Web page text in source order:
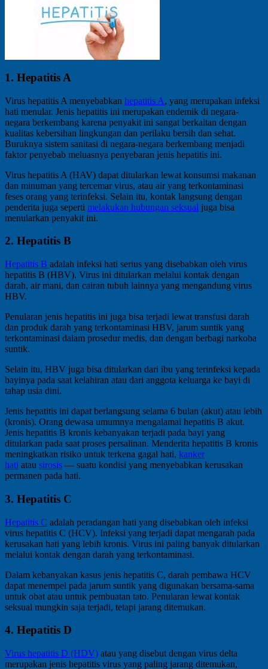
1. Hepatitis A
Virus hepatitis A menyebabkan hepatitis A, yang merupakan infeksi
hati menular. Jenis hepatitis ini merupakan endemik di negara-
negara berkembang karena penyakit ini sangat berkaitan dengan
kualitas kebersihan lingkungan dan perilaku bersih dan sehat.
Buruknya sistem sanitasi di negara-negara berkembang menjadi
faktor penyebab meluasnya penyebaran jenis hepatitis ini.
Virus hepatitis A (HAV) dapat ditularkan lewat konsumsi makanan
dan minuman yang tercemar virus, atau air yang terkontaminasi
feses orang yang terinfeksi. Selain itu, kontak langsung dengan
penderita juga seperti melakukan hubungan seksual juga bisa
menularkan penyakit ini.
2. Hepatitis B
Hepatitis B adalah infeksi hati serius yang disebabkan oleh virus
hepatitis B (HBV). Virus ini ditularkan melalui kontak dengan
darah, air mani, dan cairan tubuh lainnya yang mengandung virus
HBV.
Penularan jenis hepatitis ini juga bisa terjadi lewat transfusi darah
dan produk darah yang terkontaminasi HBV, jarum suntik yang
terkontaminasi dalam prosedur medis, dan dengan berbagi narkoba
suntik.
Selain itu, HBV juga bisa ditularkan dari ibu yang terinfeksi kepada
bayinya pada saat kelahiran atau dari anggota keluarga ke bayi di
tahap usia dini.
Jenis hepatitis ini dapat berlangsung selama 6 bulan (akut) atau lebih
(kronis). Orang dewasa umumnya mengalamai hepatitis B akut.
Jenis hepatitis B kronis kebanyakan terjadi pada bayi yang
ditularkan pada saat proses persalinan. Menderita hepatitis B kronis
meningkatkan risiko untuk terkena gagal hati, kanker
hati atau sirosis — suatu kondisi yang menyebabkan kerusakan
permanen pada hati.
3. Hepatitis C
Hepatitis C adalah peradangan hati yang disebabkan oleh infeksi
virus hepatitis C (HCV). Infeksi yang terjadi dapat mengarah pada
kerusakan hati yang lebih kronis. Virus ini paling banyak ditularkan
melalui kontak dengan darah yang terkontaminasi.
Dalam kebanyakan kasus jenis hepatitis C, darah pembawa HCV
dapat menempel pada jarum suntik yang digunakan bersama-sama
untuk obat atau untuk pembuatan tato. Penularan lewat kontak
seksual mungkin saja terjadi, tetapi jarang ditemukan.
4. Hepatitis D
Virus hepatitis D (HDV) atau yang disebut dengan virus delta
merupakan jenis hepatitis virus yang paling jarang ditemukan,